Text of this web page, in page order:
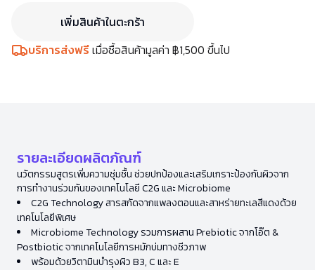
เพิ่มสินค้าในตะกร้า
บริการส่งฟรีเมื่อซื้อสินค้ามูลค่า ฿1,500 ขึ้นไป
รายละเอียดผลิตภัณฑ์
นวัตกรรมสูตรเพิ่มความชุ่มชื้น ช่วยปกป้องและเสริมเกราะป้องกันผิวจาก
การทำงานร่วมกันของเทคโนโลยี C2G และ Microbiome
C2G Technology สารสกัดจากแพลงตอนและสาหร่ายทะเลสีแดงด้วย
เทคโนโลยีพิเศษ
Microbiome Technology รวมการผสาน Prebiotic จากโอ๊ต &
Postbiotic จากเทคโนโลยีการหมักบ่มทางชีวภาพ
พร้อมด้วยวิตามินบำรุงผิว B3, C และ E